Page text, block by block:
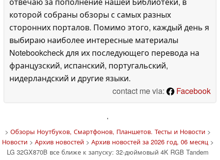
которой собраны обзоры с самых разных
сторонних порталов. Помимо этого, каждый день я
выбираю наиболее интересные материалы
Notebookcheck для их последующего перевода на
французский, испанский, португальский,
нидерландский и другие языки.
contact me via:
Facebook
'
> Обзоры Ноутбуков, Смартфонов, Планшетов. Тесты и Новости>
Новости> Архив новостей> Архив новостей за 2026 год, 06 месяц >
LG 32GX870B все ближе к запуску: 32-дюймовый 4K RGB Tandem